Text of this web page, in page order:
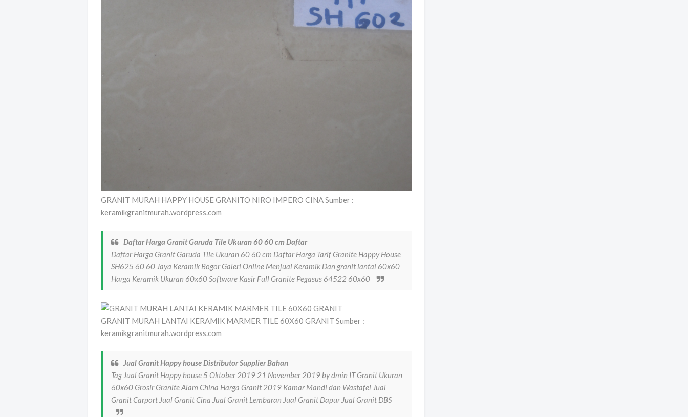
GRANIT MURAH HAPPY HOUSE GRANITO NIRO IMPERO CINA Sumber :
keramikgranitmurah.wordpress.com
Daftar Harga Granit Garuda Tile Ukuran 60 60 cm Daftar
Daftar Harga Granit Garuda Tile Ukuran 60 60 cm Daftar Harga Tarif Granite Happy House
SH625 60 60 Jaya Keramik Bogor Galeri Online Menjual Keramik Dan granit lantai 60x60
Harga Keramik Ukuran 60x60 Software Kasir Full Granite Pegasus 64522 60x60
GRANIT MURAH LANTAI KERAMIK MARMER TILE 60X60 GRANIT Sumber :
keramikgranitmurah.wordpress.com
Jual Granit Happy house Distributor Supplier Bahan
Tag Jual Granit Happy house 5 Oktober 2019 21 November 2019 by dmin IT Granit Ukuran
60x60 Grosir Granite Alam China Harga Granit 2019 Kamar Mandi dan Wastafel Jual
Granit Carport Jual Granit Cina Jual Granit Lembaran Jual Granit Dapur Jual Granit DBS